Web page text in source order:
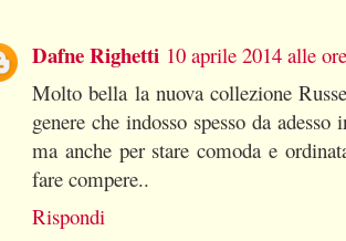
Dafne Righetti 10 aprile 2014 alle
Molto bella la nuova collezione
genere che indosso spesso da
ma anche per stare comoda e
fare compere..
Rispondi